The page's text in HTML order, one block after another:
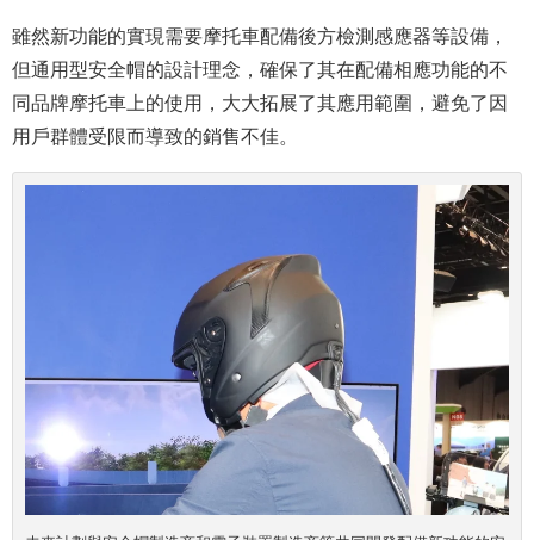
雖然新功能的實現需要摩托車配備後方檢測感應器等設備，
但通用型安全帽的設計理念，確保了其在配備相應功能的不
同品牌摩托車上的使用，大大拓展了其應用範圍，避免了因
用戶群體受限而導致的銷售不佳。